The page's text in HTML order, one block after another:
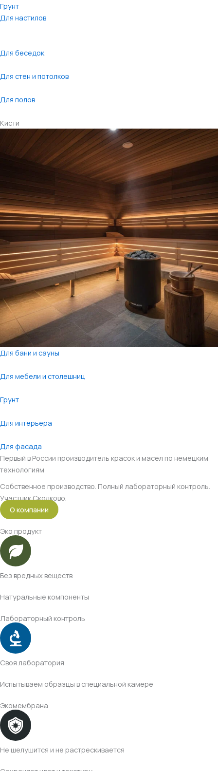
Грунт
Для настилов
Для беседок
Для стен и потолков
Для полов
Кисти
Для бани и сауны
Для мебели и столешниц
Грунт
Для интерьера
Для фасада
Первый в России производитель красок и масел по немецким
технологиям
Собственное производство. Полный лабораторный контроль.
Участник Сколково.
О компании
Эко продукт
Без вредных веществ
Натуральные компоненты
Лабораторный контроль
Своя лаборатория
Испытываем образцы в специальной камере
Экомембрана
Не шелушится и не растрескивается